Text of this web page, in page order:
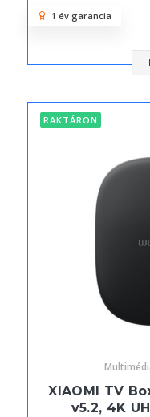
1 év garancia
RAKTÁRON
XIAOMI TV
v5.2, 4K